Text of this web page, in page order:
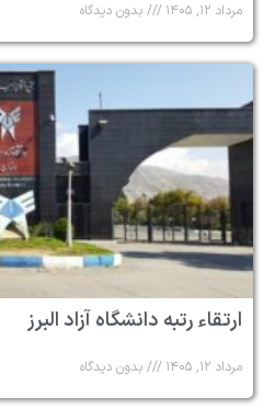
مرداد ۱۲, ۱۴۰۵ بدون دیدگاه
ارتقاء رتبه دانشگاه آزاد البرز
مرداد ۱۲, ۱۴۰۵ بدون دیدگاه